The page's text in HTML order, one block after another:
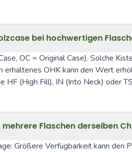
bei hochwertigen
OC = Original Case). Solche
OHK kann den Wert
(High Fill), IN (Into Neck) oder
Flaschen derselben
Größere Verfügbarkeit kann den